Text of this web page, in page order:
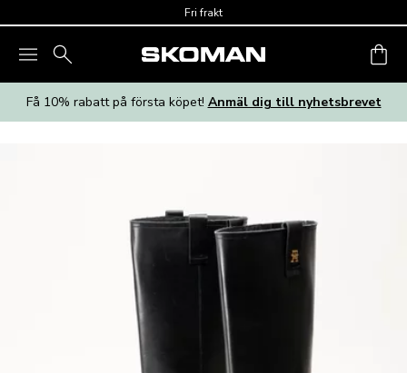
Fri frakt
Få 10% rabatt på första köpet! Anmäl dig till nyhetsbrevet